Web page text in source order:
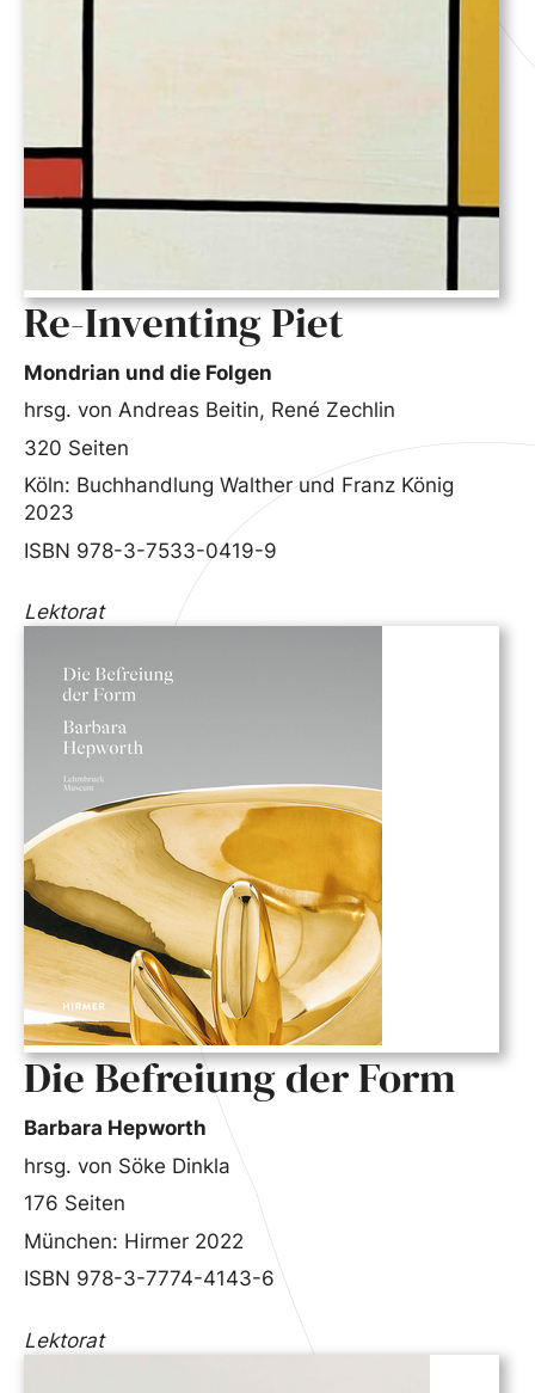
Re-Inventing Piet
Mondrian und die Folgen
hrsg. von Andreas Beitin, René Zechlin
320 Seiten
Köln: Buchhandlung Walther und Franz König
2023
ISBN 978-3-7533-0419-9
Lektorat
Die Befreiung der Form
Barbara Hepworth
hrsg. von Söke Dinkla
176 Seiten
München: Hirmer 2022
ISBN 978-3-7774-4143-6
Lektorat